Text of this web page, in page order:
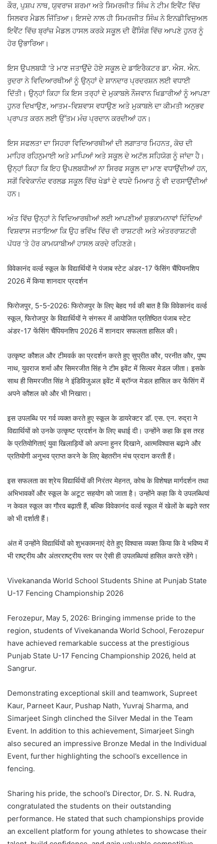
ਕੌਰ, ਪੁਸ਼ਪ ਨਾਥ, ਯੁਵਰਾਜ ਸ਼ਰਮਾ ਅਤੇ ਸਿਮਰਜੀਤ ਸਿੰਘ ਨੇ ਟੀਮ ਇਵੈਂਟ ਵਿੱਚ
ਸਿਲਵਰ ਮੈਡਲ ਜਿੱਤਿਆ। ਇਸਦੇ ਨਾਲ ਹੀ ਸਿਮਰਜੀਤ ਸਿੰਘ ਨੇ ਇਨਡੀਵਿਜੁਅਲ
ਇਵੈਂਟ ਵਿੱਚ ਬ੍ਰਾਂਜ਼ ਮੈਡਲ ਹਾਸਲ ਕਰਕੇ ਸਕੂਲ ਦੀ ਫੈਂਸਿੰਗ ਵਿੱਚ ਆਪਣੇ ਹੁਨਰ ਨੂੰ
ਹੋਰ ਉਭਾਰਿਆ।
ਇਸ ਉਪਲਬਧੀ ‘ਤੇ ਮਾਣ ਜਤਾਉਂਦੇ ਹੋਏ ਸਕੂਲ ਦੇ ਡਾਇਰੈਕਟਰ ਡਾ. ਐਸ. ਐਨ.
ਰੁਦਰਾ ਨੇ ਵਿਦਿਆਰਥੀਆਂ ਨੂੰ ਉਨ੍ਹਾਂ ਦੇ ਸ਼ਾਨਦਾਰ ਪ੍ਰਦਰਸ਼ਨ ਲਈ ਵਧਾਈ
ਦਿੱਤੀ। ਉਨ੍ਹਾਂ ਕਿਹਾ ਕਿ ਇਸ ਤਰ੍ਹਾਂ ਦੇ ਮੁਕਾਬਲੇ ਨੌਜਵਾਨ ਖਿਡਾਰੀਆਂ ਨੂੰ ਆਪਣਾ
ਹੁਨਰ ਦਿਖਾਉਣ, ਆਤਮ-ਵਿਸ਼ਵਾਸ ਵਧਾਉਣ ਅਤੇ ਮੁਕਾਬਲੇ ਦਾ ਕੀਮਤੀ ਅਨੁਭਵ
ਪ੍ਰਾਪਤ ਕਰਨ ਲਈ ਉੱਤਮ ਮੰਚ ਪ੍ਰਦਾਨ ਕਰਦੀਆਂ ਹਨ।
ਇਸ ਸਫਲਤਾ ਦਾ ਸਿਹਰਾ ਵਿਦਿਆਰਥੀਆਂ ਦੀ ਲਗਾਤਾਰ ਮਿਹਨਤ, ਕੋਚ ਦੀ
ਮਾਹਿਰ ਰਹਿਨੁਮਾਈ ਅਤੇ ਮਾਪਿਆਂ ਅਤੇ ਸਕੂਲ ਦੇ ਅਟੱਲ ਸਹਿਯੋਗ ਨੂੰ ਜਾਂਦਾ ਹੈ।
ਉਨ੍ਹਾਂ ਕਿਹਾ ਕਿ ਇਹ ਉਪਲਬਧੀਆਂ ਨਾ ਸਿਰਫ ਸਕੂਲ ਦਾ ਮਾਣ ਵਧਾਉਂਦੀਆਂ ਹਨ,
ਸਗੋਂ ਵਿਵੇਕਾਨੰਦ ਵਰਲਡ ਸਕੂਲ ਵਿੱਚ ਖੇਡਾਂ ਦੇ ਵਧਦੇ ਮਿਆਰ ਨੂੰ ਵੀ ਦਰਸਾਉਂਦੀਆਂ
ਹਨ।
ਅੰਤ ਵਿੱਚ ਉਨ੍ਹਾਂ ਨੇ ਵਿਦਿਆਰਥੀਆਂ ਲਈ ਆਪਣੀਆਂ ਸ਼ੁਭਕਾਮਨਾਵਾਂ ਦਿੰਦਿਆਂ
ਵਿਸ਼ਵਾਸ ਜਤਾਇਆ ਕਿ ਉਹ ਭਵਿੱਖ ਵਿੱਚ ਵੀ ਰਾਸ਼ਟਰੀ ਅਤੇ ਅੰਤਰਰਾਸ਼ਟਰੀ
ਪੱਧਰ ‘ਤੇ ਹੋਰ ਕਾਮਯਾਬੀਆਂ ਹਾਸਲ ਕਰਦੇ ਰਹਿਣਗੇ।
विवेकानंद वर्ल्ड स्कूल के विद्यार्थियों ने पंजाब स्टेट अंडर-17 फेंसिंग चैंपियनशिप
2026 में किया शानदार प्रदर्शन
फिरोजपुर, 5-5-2026: फिरोजपुर के लिए बेहद गर्व की बात है कि विवेकानंद वर्ल्ड
स्कूल, फिरोजपुर के विद्यार्थियों ने संगरूर में आयोजित प्रतिष्ठित पंजाब स्टेट
अंडर-17 फेंसिंग चैंपियनशिप 2026 में शानदार सफलता हासिल की।
उत्कृष्ट कौशल और टीमवर्क का प्रदर्शन करते हुए सुप्रीत कौर, परनीत कौर, पुष्प
नाथ, युवराज शर्मा और सिमरजीत सिंह ने टीम इवेंट में सिल्वर मेडल जीता। इसके
साथ ही सिमरजीत सिंह ने इंडिविजुअल इवेंट में ब्रॉन्ज मेडल हासिल कर फेंसिंग में
अपने कौशल को और भी निखारा।
इस उपलब्धि पर गर्व व्यक्त करते हुए स्कूल के डायरेक्टर डॉ. एस. एन. रुद्रा ने
विद्यार्थियों को उनके उत्कृष्ट प्रदर्शन के लिए बधाई दी। उन्होंने कहा कि इस तरह
के प्रतियोगिताएं युवा खिलाड़ियों को अपना हुनर दिखाने, आत्मविश्वास बढ़ाने और
प्रतियोगी अनुभव प्राप्त करने के लिए बेहतरीन मंच प्रदान करती हैं।
इस सफलता का श्रेय विद्यार्थियों की निरंतर मेहनत, कोच के विशेषज्ञ मार्गदर्शन तथा
अभिभावकों और स्कूल के अटूट सहयोग को जाता है। उन्होंने कहा कि ये उपलब्धियां
न केवल स्कूल का गौरव बढ़ाती हैं, बल्कि विवेकानंद वर्ल्ड स्कूल में खेलों के बढ़ते स्तर
को भी दर्शाती हैं।
अंत में उन्होंने विद्यार्थियों को शुभकामनाएं देते हुए विश्वास व्यक्त किया कि वे भविष्य में
भी राष्ट्रीय और अंतरराष्ट्रीय स्तर पर ऐसी ही उपलब्धियां हासिल करते रहेंगे।
Vivekananda World School Students Shine at Punjab State
U-17 Fencing Championship 2026
Ferozepur, May 5, 2026: Bringing immense pride to the
region, students of Vivekananda World School, Ferozepur
have achieved remarkable success at the prestigious
Punjab State U-17 Fencing Championship 2026, held at
Sangrur.
Demonstrating exceptional skill and teamwork, Supreet
Kaur, Parneet Kaur, Pushap Nath, Yuvraj Sharma, and
Simarjeet Singh clinched the Silver Medal in the Team
Event. In addition to this achievement, Simarjeet Singh
also secured an impressive Bronze Medal in the Individual
Event, further highlighting the school’s excellence in
fencing.
Sharing his pride, the school’s Director, Dr. S. N. Rudra,
congratulated the students on their outstanding
performance. He stated that such championships provide
an excellent platform for young athletes to showcase their